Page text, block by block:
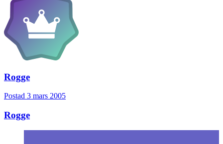
Rogge
Postad 3 mars 2005
Rogge